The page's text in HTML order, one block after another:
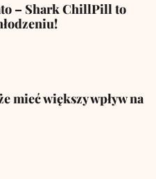
– Shark ChillPill to
mieć większy wpływ na